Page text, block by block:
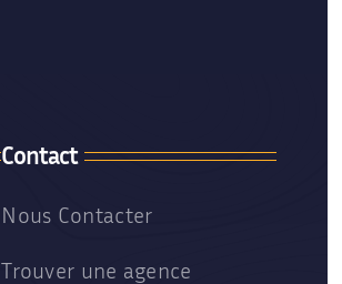
Contact
Nous Contacter
Trouver une agence